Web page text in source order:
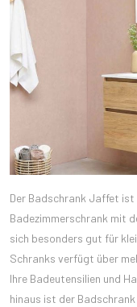
Der Badschrank Jaffet
Badezimmerschrank mit
sich besonders gut für
Schranks verfügt über
Ihre Badeutensilien und
hinaus ist der